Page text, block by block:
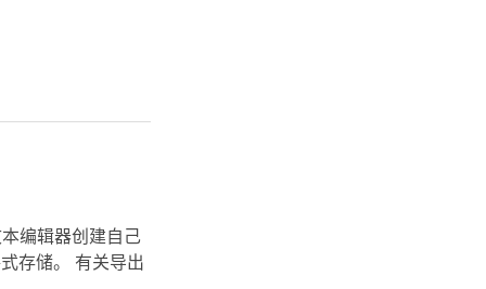
编辑器创建自己
存储。 有关导出